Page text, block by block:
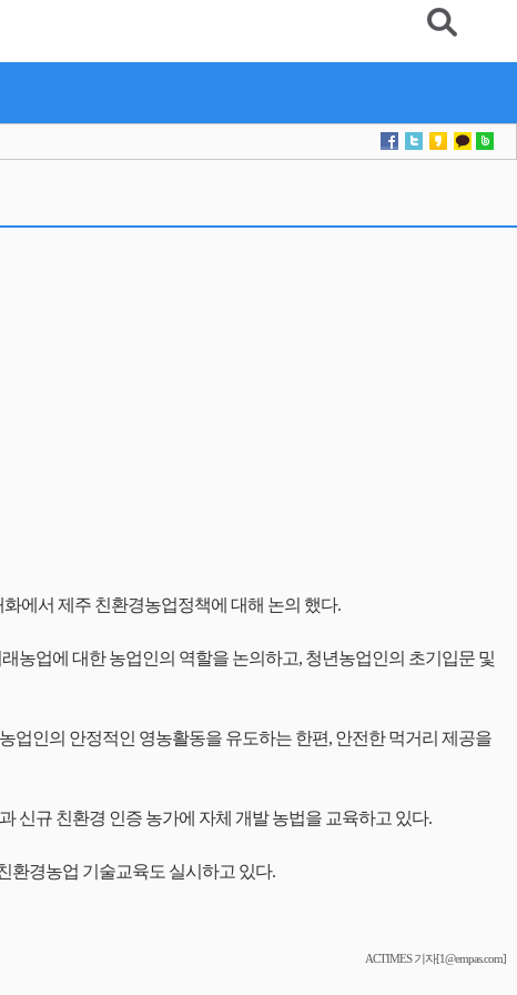
에서 제주 친환경농업정책에 대해 논의 했다.
농업에 대한 농업인의 역할을 논의하고, 청년농업인의 초기입문 및
업인의 안정적인 영농활동을 유도하는 한편, 안전한 먹거리 제공을
신규 친환경 인증 농가에 자체 개발 농법을 교육하고 있다.
환경농업 기술교육도 실시하고 있다.
ACTIMES 기자[1@empas.com]